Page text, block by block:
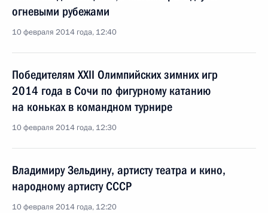
огневыми рубежами
10 февраля 2014 года, 12:40
Победителям XXII Олимпийских зимних игр
2014 года в Сочи по фигурному катанию
на коньках в командном турнире
10 февраля 2014 года, 12:30
Владимиру Зельдину, артисту театра и кино,
народному артисту СССР
10 февраля 2014 года, 12:20